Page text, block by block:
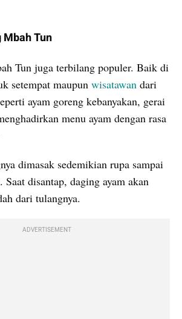
Mbah Tun
Tun juga terbilang populer. Baik di
setempat maupun wisatawan dari
ayam goreng kebanyakan, gerai
menu ayam dengan rasa
dimasak sedemikian rupa sampai
Saat disantap, daging ayam akan
dari tulangnya.
ADVERTISEMENT